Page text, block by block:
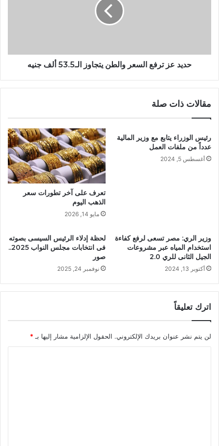
حديد عز ترفع السعر والطن يتجاوز الـ53.5 ألف جنيه
مقالات ذات صلة
رئيس الوزراء يتابع مع وزير المالية
عدداً من ملفات العمل
أغسطس 5, 2024
تعرف على آخر تطورات سعر
الذهب اليوم
مايو 14, 2026
وزير الري: مصر تسعى لرفع كفاءة
استخدام المياه عبر مشروعات
الجيل الثانى للري 2.0
أكتوبر 13, 2024
لحظة إدلاء الرئيس السيسى بصوته
فى انتخابات مجلس النواب 2025..
صور
نوفمبر 24, 2025
اترك تعليقاً
لن يتم نشر عنوان بريدك الإلكتروني. الحقول الإلزامية مشار إليها بـ *